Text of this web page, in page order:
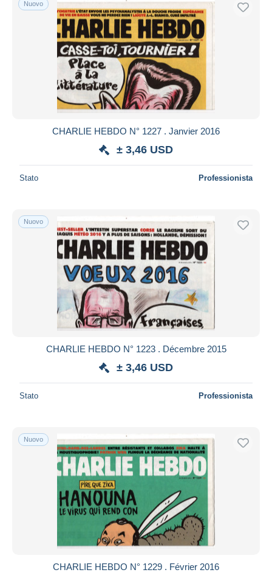
Spedizione gratuita
Metodi di pagamento
PayPal
Bonifico bancario
Visa
Mastercard
iDeal
Maestro
Aggiorna
Nuovo
CHARLIE HEBDO N° 1227 . Janvier 2016
± 3,46 USD
Stato Professionista
Nuovo
CHARLIE HEBDO N° 1223 . Décembre 2015
± 3,46 USD
Stato Professionista
Nuovo
CHARLIE HEBDO N° 1229 . Février 2016